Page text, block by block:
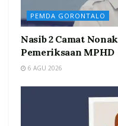
PEMDA GORONTALO
Nasib 2 Camat
Pemeriksaan MPHD
6 AGU 2026